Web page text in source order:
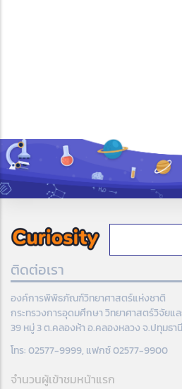
ติดต่อเรา
องค์การพิพิธภัณฑ์วิทยาศาสตร์แห่งชาติ
กระทรวงการอุดมศึกษา วิทยาศาสตร์วิจัยแ
39 หมู่ 3 ต.คลองห้า อ.คลองหลวง จ.ปทุมธานี
โทร: 02577-9999, แฟกซ์ 02577-9900
จำนวนผู้เข้าชมหน้าแรก